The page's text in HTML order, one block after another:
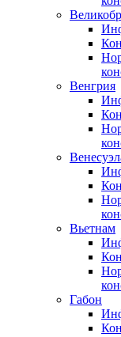
Венгрия
Вьетнам
Габон